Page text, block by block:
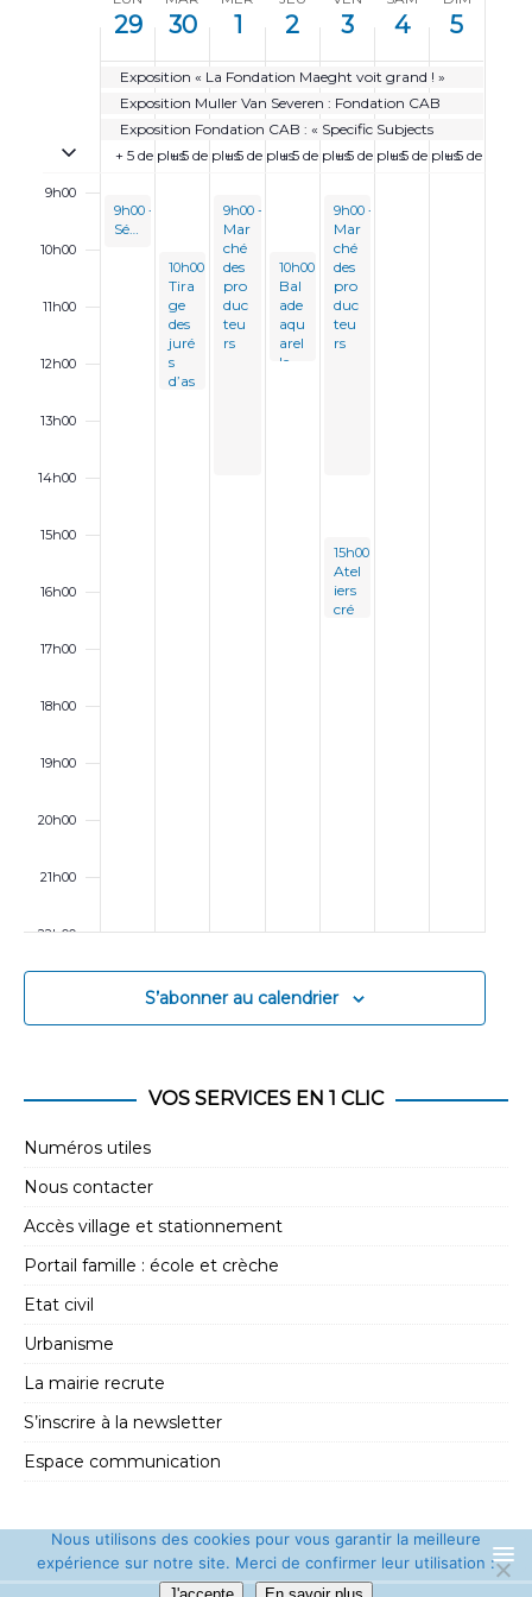
e
m
n
29 30 1 2 3 4 5
Passer en évènements sur plusieurs jours
Exposition « La Fondation Maeght voit grand ! »
Exposition Muller Van Severen : Fondation CAB
Exposition Fondation CAB : « Specific Subjects
+ 5 de plus+ 5 de plus+ 5 de plus+ 5 de plus+ 5 de plus+ 5 de plus+ 5 de plus
9h00
10h00
11h00
12h00
13h00
14h00
15h00
16h00
17h00
18h00
19h00
20h00
21h00
22h00
2
9
4April 29, 2024
9h00 -
Séance de gymnastique douce
3
0
,
2
0
April 30, 2024
10h00 12h30
Tira
ge
des
juré
s
d’as
i
1
,
2
0
4May 1, 2024
9h00-
Mar
ché
des
pro
duc
teu
rs
2
0
2
4
May 2, 2024
10h00 12h00
Bal
ade
aqu
arel
le
i
3
,
2
0
4May 3, 2024
9h00 -
Mar
ché
des
pro
duc
teu
rs
May 3, 2024
15h00
Atel
iers
cré
,
2
0
2
4
s
d
a
y
.
i
5
,
2
0
s
d
a
y
.
S’abonner au calendrier
VOS SERVICES EN 1 CLIC
Numéros utiles
Nous contacter
Accès village et stationnement
Portail famille : école et crèche
Etat civil
Urbanisme
La mairie recrute
S’inscrire à la newsletter
Espace communication
Nous utilisons des cookies pour vous garantir la meilleure
expérience sur notre site. Merci de confirmer leur utilisation :